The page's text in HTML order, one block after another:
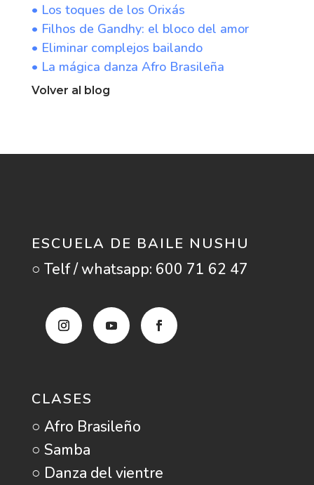
• Los toques de los Orixás
• Filhos de Gandhy: el bloco del amor
• Eliminar complejos bailando
• La mágica danza Afro Brasileña
Volver al blog
ESCUELA DE BAILE NUSHU
○ Telf / whatsapp: 600 71 62 47
CLASES
○ Afro Brasileño
○ Samba
○ Danza del vientre